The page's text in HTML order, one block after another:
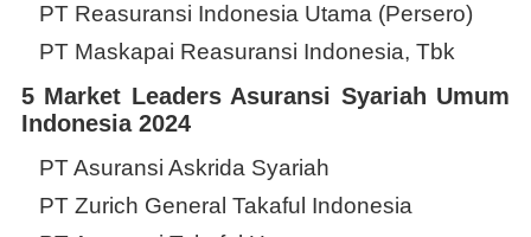
PT Reasuransi Indonesia Utama (Persero)
PT Maskapai Reasuransi Indonesia, Tbk
5 Market Leaders Asuransi Syariah Umum
Indonesia 2024
PT Asuransi Askrida Syariah
PT Zurich General Takaful Indonesia